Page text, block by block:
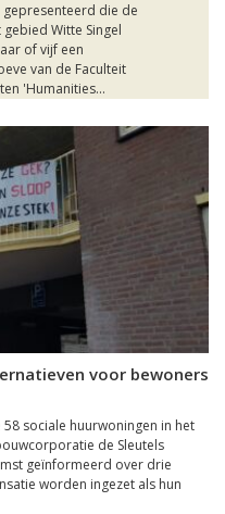
gepresenteerd die de
Witte Singel
of vijf een
van de Faculteit
'Humanities...
voor bewoners
sociale huurwoningen in het
de Sleutels
geïnformeerd over drie
worden ingezet als hun